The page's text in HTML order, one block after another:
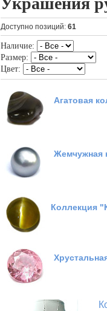
Доступно позиций: 61
Наличие:
Размер:
Цвет:
Агатовая
Жемчужная
Коллекция